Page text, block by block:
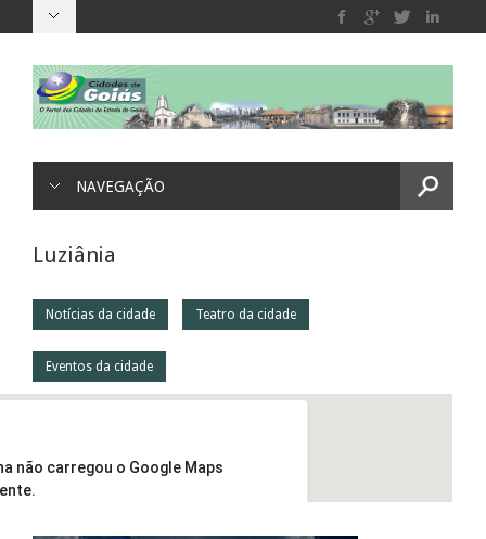
NAVEGAÇÃO
Luziânia
Notícias da cidade Teatro da cidade
Eventos da cidade
não carregou o Google Maps